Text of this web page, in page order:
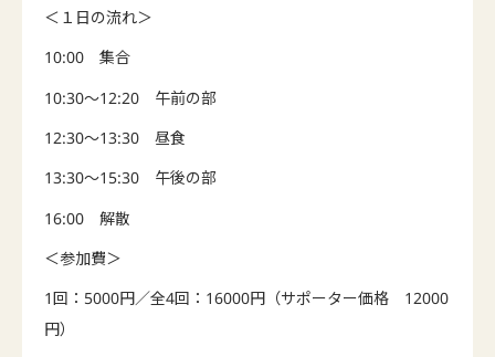
＜１日の流れ＞
10:00 集合
10:30～12:20 午前の部
12:30～13:30 昼食
13:30～15:30 午後の部
16:00 解散
＜参加費＞
1回：5000円／全4回：16000円（サポーター価格 12000
円）